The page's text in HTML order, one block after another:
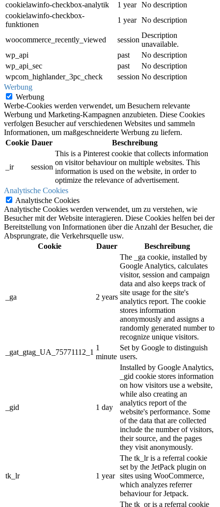
cookielawinfo-checkbox-analytik
1 year No description
cookielawinfo-checkbox-
funktionen
1 year No description
woocommerce_recently_viewed session
Description
unavailable.
wp_api
past
No description
wp_api_sec
past
No description
wpcom_highlander_3pc_check
session No description
Werbung
Werbung
Werbe-Cookies werden verwendet, um Besuchern relevante
Werbung und Marketing-Kampagnen anzubieten. Diese Cookies
verfolgen Besucher auf verschiedenen Websites und sammeln
Informationen, um maßgeschneiderte Werbung zu liefern.
Cookie Dauer Beschreibung
_ir session
This is a Pinterest cookie that collects information
on visitor behaviour on multiple websites. This
information is used on the website, in order to
optimize the relevance of advertisement.
Analytische Cookies
Analytische Cookies
Analytische Cookies werden verwendet, um zu verstehen, wie
Besucher mit der Website interagieren. Diese Cookies helfen bei der
Bereitstellung von Informationen über die Anzahl der Besucher, die
Absprungrate, die Verkehrsquelle usw.
Cookie
Dauer Beschreibung
_ga 2 years
The _ga cookie, installed by
Google Analytics, calculates
visitor, session and campaign
data and also keeps track of
site usage for the site's
analytics report. The cookie
stores information
anonymously and assigns a
randomly generated number to
recognize unique visitors.
_gat_gtag_UA_75771112_1
1
minute
Set by Google to distinguish
users.
_gid 1 day
Installed by Google Analytics,
_gid cookie stores information
on how visitors use a website,
while also creating an
analytics report of the
website's performance. Some
of the data that are collected
include the number of visitors,
their source, and the pages
they visit anonymously.
tk_lr 1 year
The tk_lr is a referral cookie
set by the JetPack plugin on
sites using WooCommerce,
which analyzes referrer
behaviour for Jetpack.
The tk_or is a referral cookie